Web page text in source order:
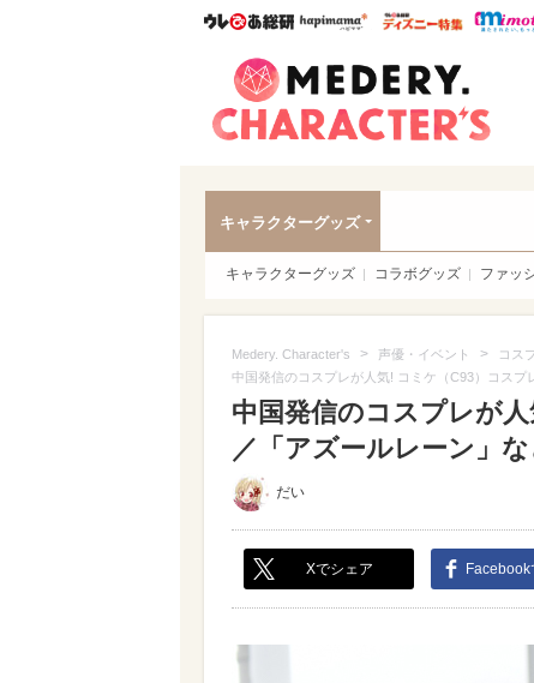
ウレぴあ総研ハピママ* ウレぴ
キャラクターグッズ
キャラクターグッズ コラボグッズ ファッ
Medery. Character's > 声優・イベント > コス
中国発信のコスプレが人気! コミケ（C93）コス
中国発信のコスプレが
／「アズールレーン」な
だい
Xでシェア Facebook